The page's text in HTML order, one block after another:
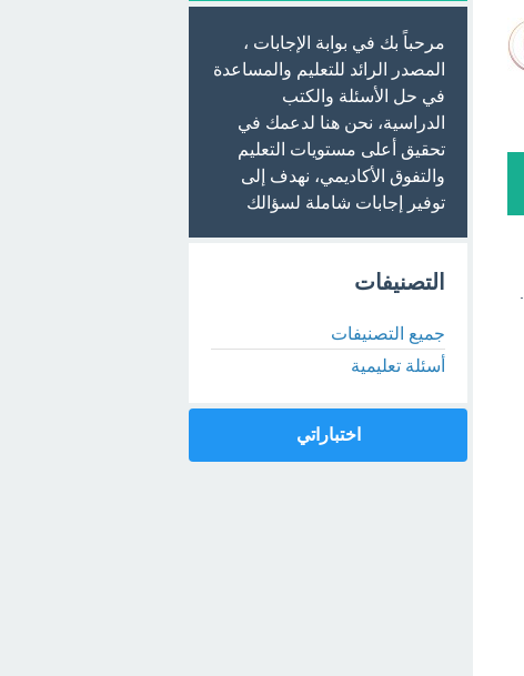
مرحباً بك في بوابة الإجابات ،
المصدر الرائد للتعليم والمساعدة
في حل الأسئلة والكتب
الدراسية، نحن هنا لدعمك في
تحقيق أعلى مستويات التعليم
والتفوق الأكاديمي، نهدف إلى
توفير إجابات شاملة لسؤالك
التصنيفات
جميع التصنيفات
أسئلة تعليمية
اختباراتي